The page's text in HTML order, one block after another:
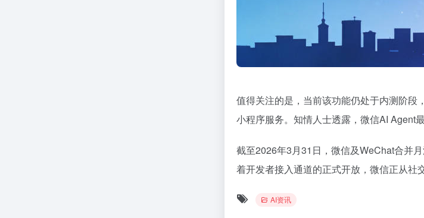
值得关注的是，当前该功能仍处于内测阶段
小程序服务。知情人士透露，微信AI Agent
截至2026年3月31日，微信及WeChat合并
着开发者接入通道的正式开放，微信正从社
AI资讯